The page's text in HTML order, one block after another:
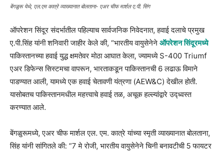
बेंगळुरू येथे, एल.एम कात्रे व्याख्यानात बोलताना- एअर चीफ मार्शल ए.पी. सिंग
ऑपरेशन सिंदूर संदर्भातील पहिल्याच सार्वजनिक निवेदनात, हवाई दलाचे प्रमुख
ए.पी.सिंह यांनी शनिवारी जाहीर केले की, “भारतीय वायुसेनेने ऑपरेशन सिंदूरमध्ये
पाकिस्तानच्या हवाई युद्ध क्षमतेवर मोठा आघात केला, ज्यामध्ये S-400 Triumf
एअर डिफेन्स सिस्टमचा वापरून, भारताकडून पाकिस्तानची 6 लढाऊ विमाने
पाडण्यात आली, यामध्ये एक हवाई चेतावणी यंत्रणा (AEW&C) देखील होती.
यासोबतच पाकिस्तानमधील महत्त्वाचे हवाई तळ, अचूक हल्ल्यांद्वारे उद्ध्वस्त
करण्यात आले.
बेंगळुरूमध्ये, एअर चीफ मार्शल एल. एम. कात्रे यांच्या स्मृती व्याख्यानात बोलताना,
सिंह यांनी सांगितले की: “7 मे रोजी, भारतीय वायुसेनेने चिनी बनावटीची 5 फायटर